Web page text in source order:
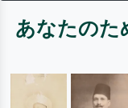
あなたのた